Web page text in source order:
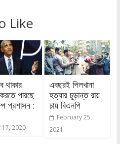
Like
থাকার
পারছে
প্রশাসন :
17, 2020
এবছরই পিলখানা
হত্যার চূড়ান্ত রায়
চায় বিএনপি
February 25,
2021